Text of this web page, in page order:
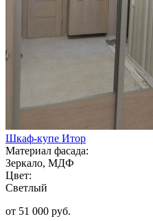
Шкаф-купе Итор
Материал фасада:
Зеркало, МДФ
Цвет:
Светлый
от 51 000 руб.